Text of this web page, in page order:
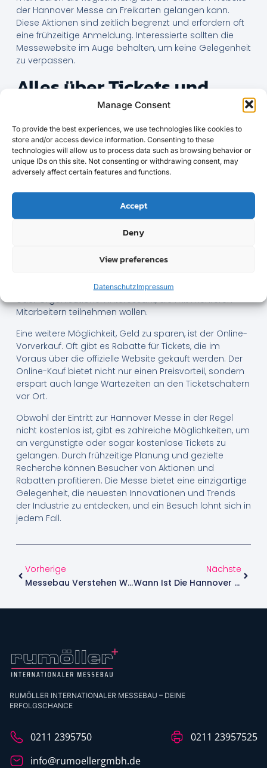
Manage Consent
To provide the best experiences, we use technologies like cookies to
store and/or access device information. Consenting to these
technologies will allow us to process data such as browsing behavior or
unique IDs on this site. Not consenting or withdrawing consent, may
adversely affect certain features and functions.
Accept
Deny
View preferences
DatenschutzImpressum
der Hannover Messe an Freikarten gelangen kann.
Diese Aktionen sind zeitlich begrenzt und erfordern oft
eine frühzeitige Anmeldung. Interessierte sollten die
Messewebsite im Auge behalten, um keine Gelegenheit
zu verpassen.
Alles über Tickets und
Rabatte zur Messe
Die Hannover Messe bietet verschiedene
Ticketoptionen an, darunter Tageskarten, Dauerkarten
und Gruppentickets. Die Preise variieren je nach Dauer
und Art des Tickets. Ein Tagesticket ist in der Regel
günstiger, während Dauerkarten sich für Besucher
lohnen, die mehrere Tage auf der Messe verbringen
Studenten, Auszubildende und Gruppen. Diese
entsprechenden Nachweis, wie einen gültigen
Arbeitgebers. Gruppenrabatte sind für Unternehmen
oder Organisationen interessant, die mit mehreren
Mitarbeitern teilnehmen wollen.
Eine weitere Möglichkeit, Geld zu sparen, ist der Online-
Vorverkauf. Oft gibt es Rabatte für Tickets, die im
Voraus über die offizielle Website gekauft werden. Der
Online-Kauf bietet nicht nur einen Preisvorteil, sondern
erspart auch lange Wartezeiten an den Ticketschaltern
vor Ort.
Obwohl der Eintritt zur Hannover Messe in der Regel
nicht kostenlos ist, gibt es zahlreiche Möglichkeiten, um
an vergünstigte oder sogar kostenlose Tickets zu
gelangen. Durch frühzeitige Planung und gezielte
Recherche können Besucher von Aktionen und
Rabatten profitieren. Die Messe bietet eine einzigartige
Gelegenheit, die neuesten Innovationen und Trends
der Industrie zu entdecken, und ein Besuch lohnt sich in
jedem Fall.
Vorherige
Messebau Verstehen Was Macht Ein Messebauer Genau
Nächste
Wann Ist Die Hannover Messe 2024? Alle Infos Hier!
RUMÖLLER INTERNATIONALER MESSEBAU – DEINE
ERFOLGSCHANCE
0211 2395750
0211 23957525
info@rumoellergmbh.de